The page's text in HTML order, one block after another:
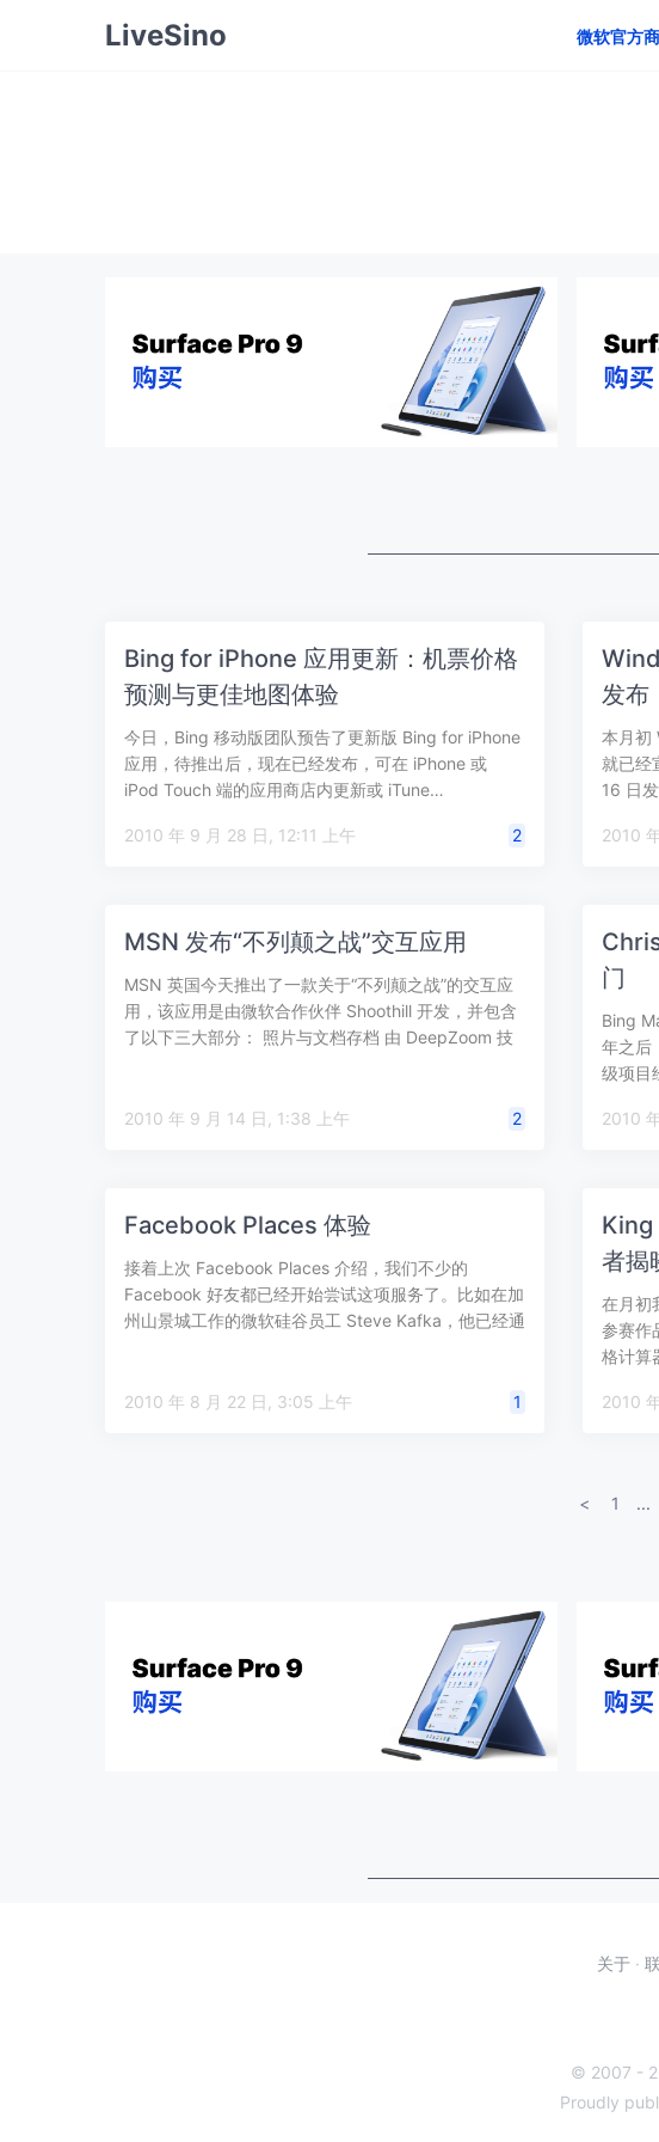
LiveSino 微软官方
Bing for iPhone 应用更新：机票价格
预测与更佳地图体验
今日，Bing 移动版团队预告了更新版 Bing for iPhone
应用，待推出后，现在已经发布，可在 iPhone 或
iPod Touch 端的应用商店内更新或 iTune…
2010 年 9 月 28 日, 12:11 上午 2
发布
本月初
就已经
16 日
MSN 发布“不列颠之战”交互应用
MSN 英国今天推出了一款关于“不列颠之战”的交互应
用，该应用是由微软合作伙伴 Shoothill 开发，并包含
了以下三大部分： 照片与文档存档 由 DeepZoom 技
2010 年 9 月 14 日, 1:38 上午 2
门
Bing
年之后
级项目
Facebook Places 体验
接着上次 Facebook Places 介绍，我们不少的
Facebook 好友都已经开始尝试这项服务了。比如在加
州山景城工作的微软硅谷员工 Steve Kafka，他已经通
2010 年 8 月 22 日, 3:05 上午 1
King
者揭
在月初
参赛作
格计算
< 1 ...
关于 ·
© 2007 -
Proudly